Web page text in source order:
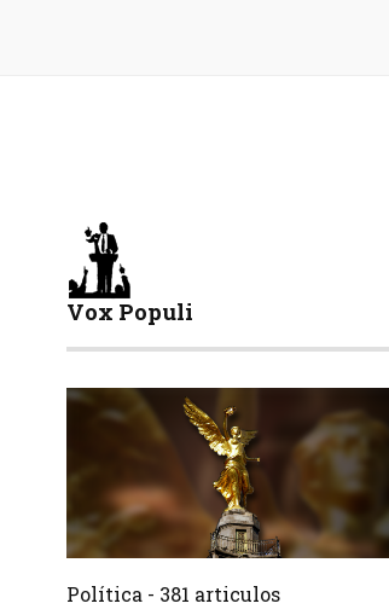
Vox Populi
Crear 381 Articulos
Política - 381 articulos